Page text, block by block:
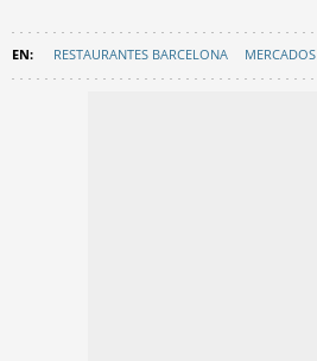
RESTAURANTES BARCELONA MERCADOS